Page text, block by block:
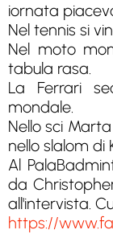
iornata
Nel tennis si
Nel moto
tabula rasa.
La Ferrari
mondale.
Nello sci
nello slalom di
Al
da
all'intervista.
https://